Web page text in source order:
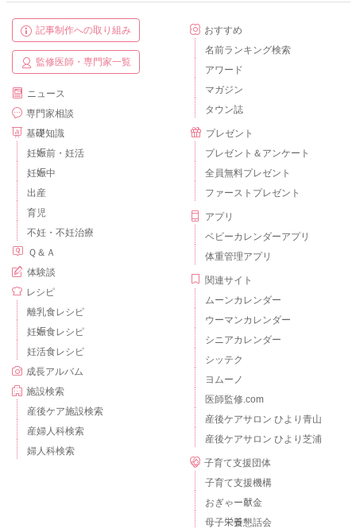
記事制作への取り組み
監修医師・専門家一覧
ニュース
専門家相談
基礎知識
妊娠前・妊活
妊娠中
出産
育児
不妊・不妊治療
Ｑ＆Ａ
体験談
レシピ
離乳食レシピ
妊娠食レシピ
妊活食レシピ
成長アルバム
施設検索
産後ケア施設検索
産婦人科検索
婦人科検索
おすすめ
名前ランキング検索
アワード
マガジン
タウン誌
プレゼント
プレゼント＆アンケート
全員無料プレゼント
ファーストプレゼント
アプリ
ベビーカレンダーアプリ
体重管理アプリ
関連サイト
ムーンカレンダー
ウーマンカレンダー
シニアカレンダー
シッテク
ヨムーノ
医師監修.com
産後ケアサロン ひより青山
産後ケアサロン ひより芝浦
子育て支援団体
子育て支援機構
おぎゃー献金
母子栄養懇話会